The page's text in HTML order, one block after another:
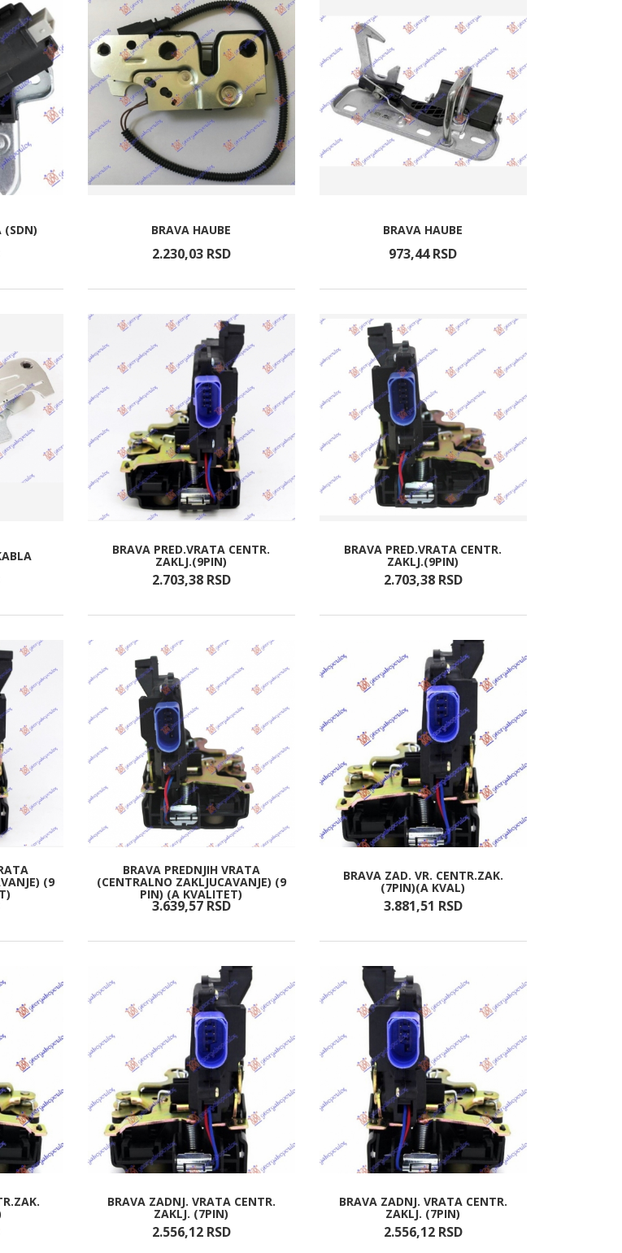
(SDN) BRAVA HAUBE
2.230,03 RSD
BRAVA HAUBE
973,44 RSD
BRAVA PRED.VRATA CENTR.
ZAKLJ.(9PIN)
2.703,38 RSD
BRAVA PRED.VRATA CENTR.
ZAKLJ.(9PIN)
2.703,38 RSD
(9
BRAVA PREDNJIH VRATA
(CENTRALNO ZAKLJUCAVANJE) (9
PIN) (A KVALITET)
3.639,57 RSD
BRAVA ZAD. VR. CENTR.ZAK.
(7PIN)(A KVAL)
3.881,51 RSD
BRAVA ZADNJ. VRATA CENTR.
ZAKLJ. (7PIN)
2.556,12 RSD
BRAVA ZADNJ. VRATA CENTR.
ZAKLJ. (7PIN)
2.556,12 RSD